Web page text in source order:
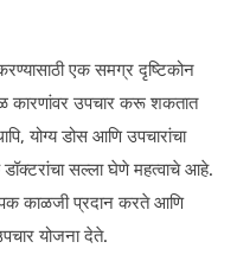
एक समग्र दृष्टिकोन
कारणांवर उपचार करू शकतात
योग्य डोस आणि उपचारांचा
डॉक्टरांचा सल्ला घेणे महत्वाचे आहे.
काळजी प्रदान करते आणि
योजना देते.